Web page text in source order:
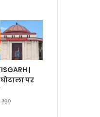
|
पर
ago